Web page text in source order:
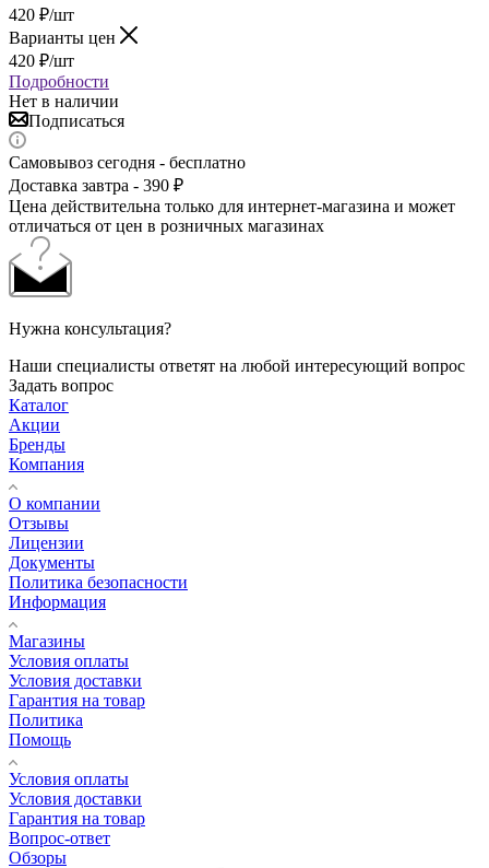
420 ₽/шт
Варианты цен
420 ₽/шт
Подробности
Нет в наличии
Подписаться
Самовывоз сегодня - бесплатно
Доставка завтра - 390 ₽
Цена действительна только для интернет-магазина и может
отличаться от цен в розничных магазинах
Нужна консультация?
Наши специалисты ответят на любой интересующий вопрос
Задать вопрос
Каталог
Акции
Бренды
Компания
О компании
Отзывы
Лицензии
Документы
Политика безопасности
Информация
Магазины
Условия оплаты
Условия доставки
Гарантия на товар
Политика
Помощь
Условия оплаты
Условия доставки
Гарантия на товар
Вопрос-ответ
Обзоры